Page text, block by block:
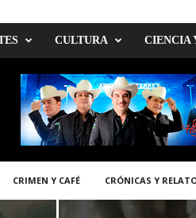
CULTURA CIENCIA
CRIMEN Y CAFÉ CRÓNICAS Y